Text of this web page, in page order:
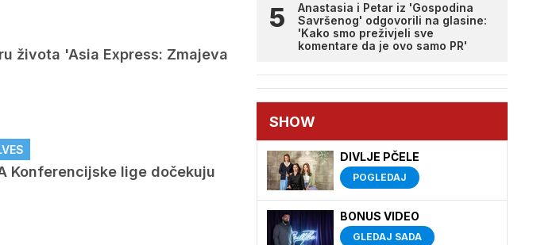
života 'Asia Express: Zmajeva
Konferencijske lige dočekuju
Anastasia i Petar iz 'Gospodina
Savršenog' odgovorili na glasine:
'Kako smo preživjeli sve
komentare da je ovo samo PR'
SHOW
DIVLJE PČELE
POGLEDAJ
BONUS VIDEO
GLEDAJ SADA